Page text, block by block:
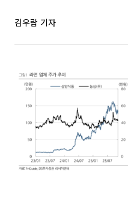
김우람 기자